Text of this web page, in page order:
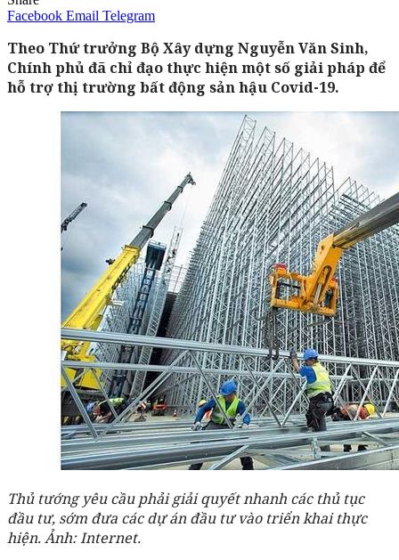
Facebook Email Telegram
Theo Thứ trưởng Bộ Xây dựng Nguyễn Văn Sinh,
Chính phủ đã chỉ đạo thực hiện một số giải pháp để
hỗ trợ thị trường bất động sản hậu Covid-19.
Thủ tướng yêu cầu phải giải quyết nhanh các thủ tục
đầu tư, sớm đưa các dự án đầu tư vào triển khai thực
hiện. Ảnh: Internet.